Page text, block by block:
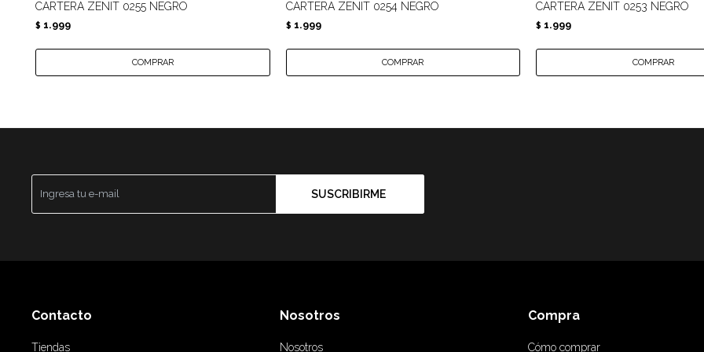
CARTERA ZENIT 0255 NEGRO
$ 1.999
CARTERA ZENIT 0254 NEGRO
$ 1.999
CARTERA ZENIT 0253 NEGRO
$ 1.999
SUSCRIBIRME
Contacto
Tiendas
Nosotros
Nosotros
Compra
Cómo comprar